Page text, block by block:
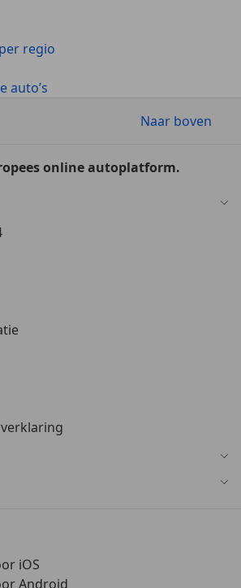
regio
auto’s
Naar boven
online autoplatform.
iOS
Android